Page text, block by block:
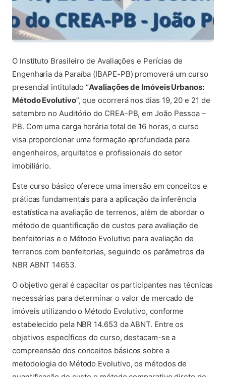
O Instituto Brasileiro de Avaliações e Perícias de
Engenharia da Paraíba (IBAPE-PB) promoverá um curso
presencial intitulado “Avaliações de Imóveis Urbanos:
Método Evolutivo”, que ocorrerá nos dias 19, 20 e 21 de
setembro no Auditório do CREA-PB, em João Pessoa –
PB. Com uma carga horária total de 16 horas, o curso
visa proporcionar uma formação aprofundada para
engenheiros, arquitetos e profissionais do setor
imobiliário.
Este curso básico oferece uma imersão em conceitos e
práticas fundamentais para a aplicação da inferência
estatística na avaliação de terrenos, além de abordar o
método de quantificação de custos para avaliação de
benfeitorias e o Método Evolutivo para avaliação de
terrenos com benfeitorias, seguindo os parâmetros da
NBR ABNT 14653.
O objetivo geral é capacitar os participantes nas técnicas
necessárias para determinar o valor de mercado de
imóveis utilizando o Método Evolutivo, conforme
estabelecido pela NBR 14.653 da ABNT. Entre os
objetivos específicos do curso, destacam-se a
compreensão dos conceitos básicos sobre a
metodologia do Método Evolutivo, os métodos de